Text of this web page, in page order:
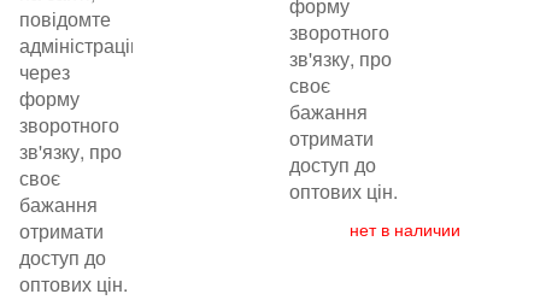
повідомте
адміністрацію
через
форму
зворотного
зв'язку, про
своє
бажання
отримати
доступ до
оптових цін.
форму
зворотного
зв'язку, про
своє
бажання
отримати
доступ до
оптових цін.
нет в наличии